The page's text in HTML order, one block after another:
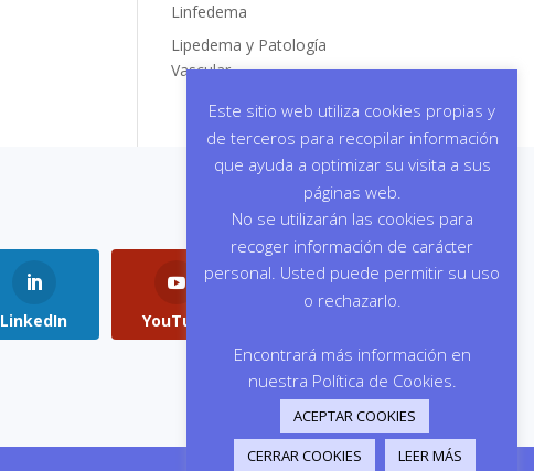
Linfedema
Lipedema y Patología
Vascular
LinkedIn YouTube
Este sitio web utiliza cookies propias y
de terceros para recopilar información
que ayuda a optimizar su visita a sus
páginas web.
No se utilizarán las cookies para
recoger información de carácter
personal. Usted puede permitir su uso
o rechazarlo.
Encontrará más información en
nuestra Política de Cookies.
ACEPTAR COOKIES
CERRAR COOKIES
LEER MÁS